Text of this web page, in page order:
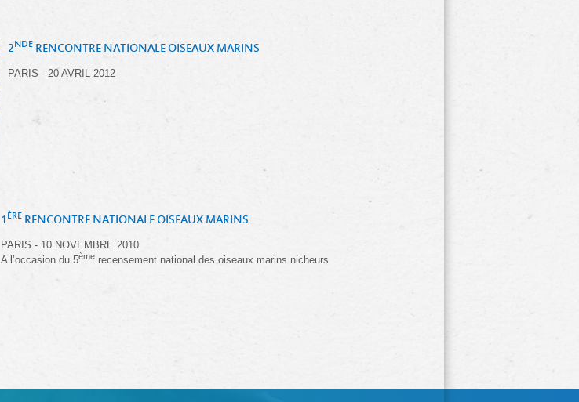
2NDE RENCONTRE NATIONALE OISEAUX MARINS
PARIS - 20 AVRIL 2012
1 ÈRE RENCONTRE NATIONALE OISEAUX MARINS
PARIS - 10 NOVEMBRE 2010
A l’occasion du 5ème recensement national des oiseaux marins nicheurs